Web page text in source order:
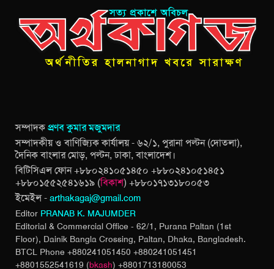
সম্পাদকপ্রণব কুমার মজুমদার
সম্পাদকীয় ও বাণিজ্যিক কার্যালয় - ৬২/১, পুরানা পল্টন (দোতলা),
দৈনিক বাংলার মোড়, পল্টন, ঢাকা, বাংলাদেশ।
বিটিসিএল ফোন +৮৮০২৪১০৫১৪৫০ +৮৮০২৪১০৫১৪৫১
+৮৮০১৫৫২৫৪১৬১৯ (বিকাশ) +৮৮০১৭১৩১৮০০৫৩
ইমেইল - arthakagaj@gmail.com
Editor PRANAB K. MAJUMDER
Editorial & Commercial Office - 62/1, Purana Paltan (1st
Floor), Dainik Bangla Crossing, Paltan, Dhaka, Bangladesh.
BTCL Phone +880241051450 +880241051451
+8801552541619 (bkash) +8801713180053